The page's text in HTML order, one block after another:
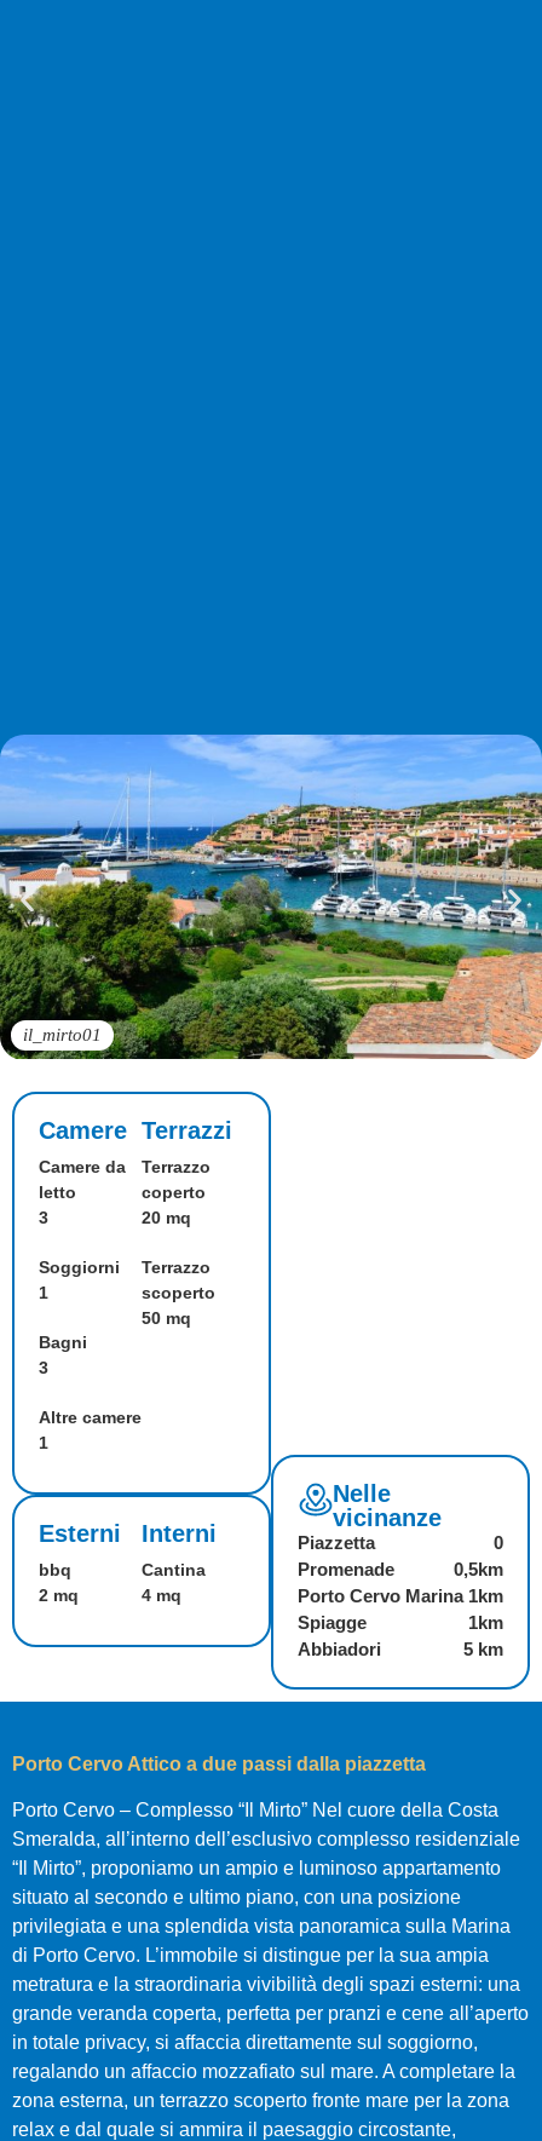
il_mirto01
Camere
Camere da
letto
3
Soggiorni
1
Bagni
3
Altre camere
1
Terrazzi
Terrazzo
coperto
20 mq
Terrazzo
scoperto
50 mq
Esterni
bbq
2 mq
Interni
Cantina
4 mq
Nelle
vicinanze
Piazzetta
0
Promenade
0,5km
Porto Cervo Marina 1km
Spiagge
1km
Abbiadori
5 km
Porto Cervo Attico a due passi dalla piazzetta
Porto Cervo – Complesso “Il Mirto” Nel cuore della Costa
Smeralda, all’interno dell’esclusivo complesso residenziale
“Il Mirto”, proponiamo un ampio e luminoso appartamento
situato al secondo e ultimo piano, con una posizione
privilegiata e una splendida vista panoramica sulla Marina
di Porto Cervo. L’immobile si distingue per la sua ampia
metratura e la straordinaria vivibilità degli spazi esterni: una
grande veranda coperta, perfetta per pranzi e cene all’aperto
in totale privacy, si affaccia direttamente sul soggiorno,
regalando un affaccio mozzafiato sul mare. A completare la
zona esterna, un terrazzo scoperto fronte mare per la zona
relax e dal quale si ammira il paesaggio circostante,